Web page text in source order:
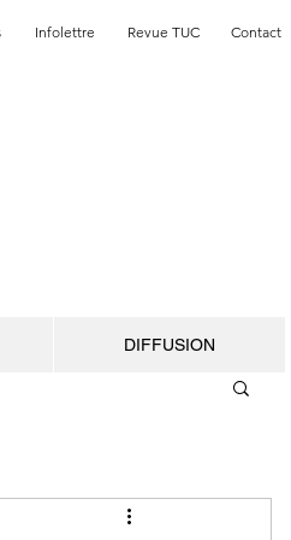
Infolettre Revue TUC Contact
DIFFUSION